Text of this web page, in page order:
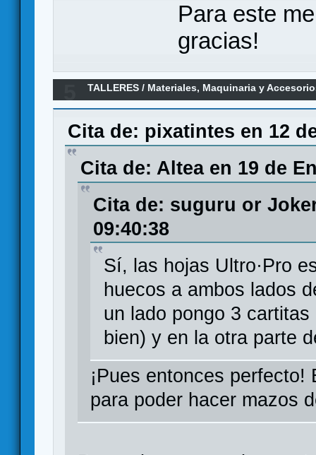
Para este
gracias!
TALLERES / Materiales, Maquinaria y
Cita de: pixatintes en 12
Cita de: Altea en 19 de
Cita de: suguru or
09:40:38
Sí, las hojas Ultro·Pro
huecos a ambos lados
un lado pongo 3
bien) y en la otra parte
¡Pues entonces
para poder hacer mazos